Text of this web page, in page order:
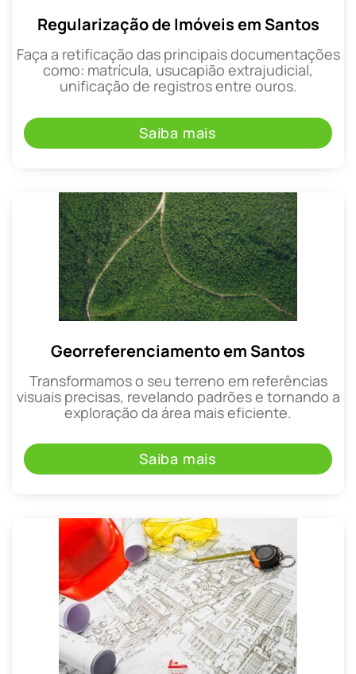
Regularização de Imóveis em Santos
Faça a retificação das principais documentações
como: matrícula, usucapião extrajudicial,
unificação de registros entre ouros.
Saiba mais
Georreferenciamento em Santos
Transformamos o seu terreno em referências
visuais precisas, revelando padrões e tornando a
exploração da área mais eficiente.
Saiba mais